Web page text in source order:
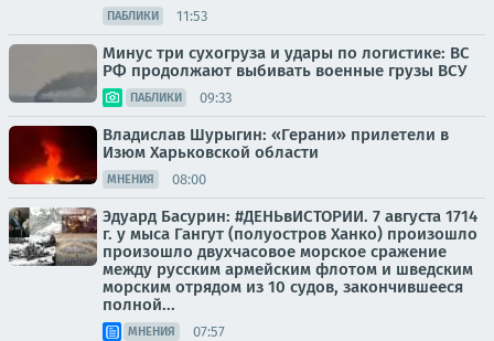
ПАБЛИКИ 11:53
Минус три сухогруза и удары по логистике: ВС
РФ продолжают выбивать военные грузы ВСУ
ПАБЛИКИ 09:33
Владислав Шурыгин: «Герани» прилетели в
Изюм Харьковской области
МНЕНИЯ 08:00
Эдуард Басурин: #ДЕНЬвИСТОРИИ. 7 августа 1714
г. у мыса Гангут (полуостров Ханко) произошло
произошло двухчасовое морское сражение
между русским армейским флотом и шведским
морским отрядом из 10 судов, закончившееся
полной...
МНЕНИЯ 07:57